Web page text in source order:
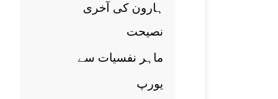
ہارون کی آخری
نصيحت
ماہر نفسيات سے
يورپ